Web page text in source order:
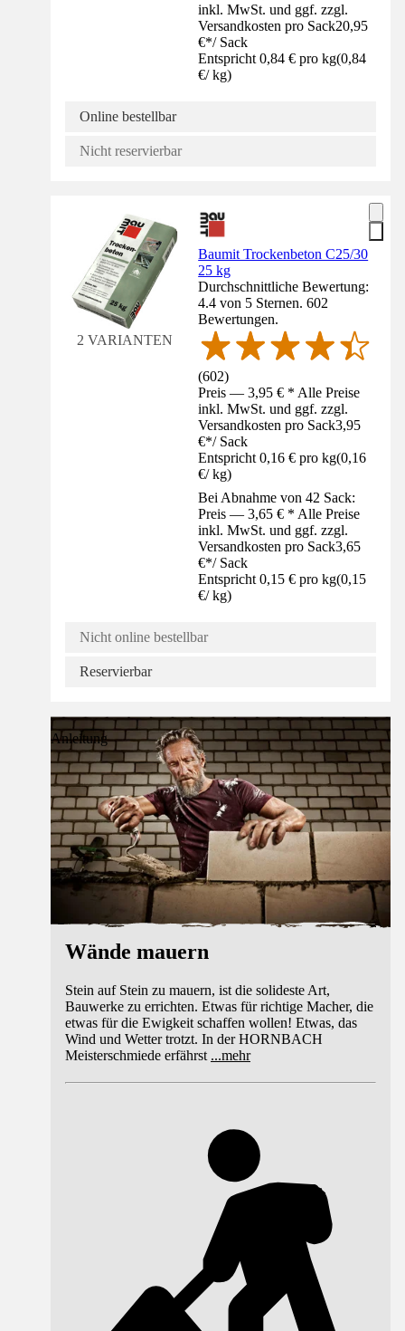
inkl. MwSt. und ggf. zzgl.
Versandkosten pro Sack20,95
€*/ Sack
Entspricht 0,84 € pro kg(0,84
€/ kg)
Online bestellbar
Nicht reservierbar
2 VARIANTEN
Baumit Trockenbeton C25/30
25 kg
Durchschnittliche Bewertung:
4.4 von 5 Sternen. 602
Bewertungen.
(602)
Preis — 3,95 € * Alle Preise
inkl. MwSt. und ggf. zzgl.
Versandkosten pro Sack3,95
€*/ Sack
Entspricht 0,16 € pro kg(0,16
€/ kg)
Bei Abnahme von 42 Sack:
Preis — 3,65 € * Alle Preise
inkl. MwSt. und ggf. zzgl.
Versandkosten pro Sack3,65
€*/ Sack
Entspricht 0,15 € pro kg(0,15
€/ kg)
Nicht online bestellbar
Reservierbar
Anleitung
Wände mauern
Stein auf Stein zu mauern, ist die solideste Art,
Bauwerke zu errichten. Etwas für richtige Macher, die
etwas für die Ewigkeit schaffen wollen! Etwas, das
Wind und Wetter trotzt. In der HORNBACH
Meisterschmiede erfährst ...mehr